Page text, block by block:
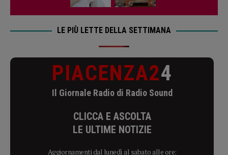
LE PIÙ LETTE DELLA SETTIMANA
PIACENZA24
Il Giornale Radio di Radio Sound
CLICCA E ASCOLTA
LE ULTIME NOTIZIE
Aggiornamenti dal lunedì al sabato alle ore: